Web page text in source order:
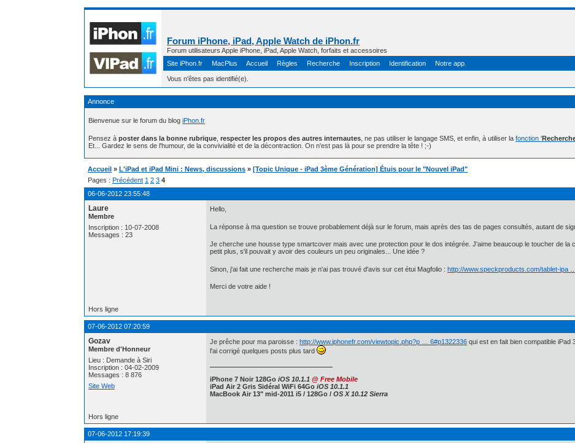
Forum iPhone, iPad, Apple Watch de iPhon.fr
Forum utilisateurs Apple iPhone, iPad, Apple Watch, forfaits et accessoires
Site iPhon.fr
MacPlus Accueil Règles Recherche Inscription Identification Notre app.
Vous n'êtes pas identifié(e).
Annonce
Bienvenue sur le forum du blog iPhon.fr
Pensez à poster dans la bonne rubrique respecter les propos des autres internautes , ne pas utiliser le langage SMS, et enfin, à utiliser la fonction '
Et... Gardez le sens de l'humour, de la convivialité et de la décontraction. On n'est pas là pour se prendre la tête ! ;-)
Accueil » L'iPad et iPad Mini : News, discussions » [Topic Unique - iPad 3ème Génération] Étuis pour le "Nouvel iPad"
Pages : Précédent 1 2 3 4
06-06-2012 23:55:48
Laure
Membre
Inscription : 10-07-2008
Messages : 23
Hello,
La réponse à ma question se trouve probablement déjà sur le forum, mais après des tas de pages consultés, autant de
Je cherche une housse type smartcover mais avec une protection pour le dos intégrée. J'aime beaucoup le toucher de la
petit plus, s'il pouvait y avoir des couleurs un peu originales... Une idée ?
Sinon, j'ai fait une recherche mais je n'ai pas trouvé d'avis sur cet étui Magfolio : http://www.speckproducts.com/tablet-ipa
Merci de votre aide !
Hors ligne
07-06-2012 07:20:59
Gozav
Membre d'Honneur
Lieu : Demande à Siri
Inscription : 04-02-2009
Messages : 8 876
Site Web
Je prêche pour ma paroisse : http://www.iphonefr.com/viewtopic.php?p … 6#p1322336 qui est en fait bien compatible
l'ai corrigé quelques posts plus tard
iPhone 7 Noir 128Go iOS 10.1.1 @ Free Mobile
iPad Air 2 Gris Sidéral WiFi 64Go iOS 10.1.1
MacBook Air 13" mid-2011 i5 / 128Go / OS X 10.12 Sierra
Hors ligne
07-06-2012 17:19:39